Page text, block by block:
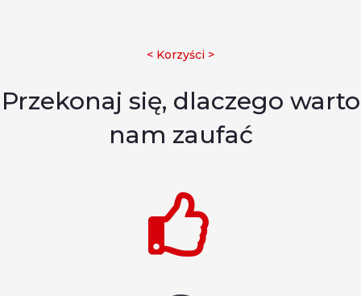
< Korzyści >
Przekonaj się, dlaczego warto
nam zaufać